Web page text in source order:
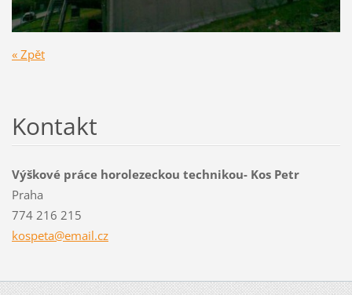
« Zpět
Kontakt
Výškové práce horolezeckou technikou- Kos Petr
Praha
774 216 215
kospeta@email.cz